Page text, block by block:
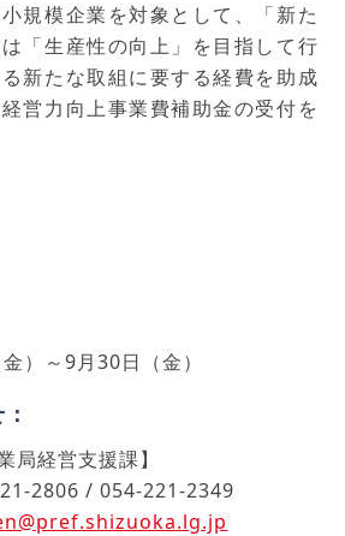
規模企業を対象として、「新た
「生産性の向上」を目指して行
新たな取組に要する経費を助成
営力向上事業費補助金の受付を
）～9月30日（金）
局経営支援課】
2806 / 054-221-2349